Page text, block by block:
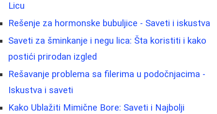
Licu
Rešenje za hormonske bubuljice - Saveti i iskustva
Saveti za šminkanje i negu lica: Šta koristiti i kako
postići prirodan izgled
Rešavanje problema sa filerima u podočnjacima -
Iskustva i saveti
Kako Ublažiti Mimične Bore: Saveti i Najbolji